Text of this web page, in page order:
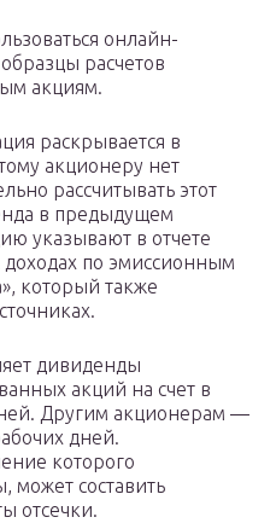
онлайн-
расчетов
акциям.
раскрывается в
акционеру нет
рассчитывать этот
в предыдущем
указывают в отчете
по эмиссионным
который также
дивиденды
акций на счет в
Другим акционерам —
дней.
которого
может составить
отсечки.